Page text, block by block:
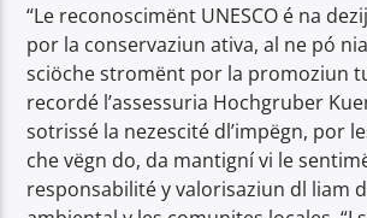
“Le reconoscimënt UNESCO é na
por la conservaziun ativa, al ne pó
sciöche stromënt por la promoziun
recordé l’assessuria Hochgruber
sotrissé la nezescité dl’impëgn, por
che vëgn do, da mantigní vi le
responsabilité y valorisaziun dl liam